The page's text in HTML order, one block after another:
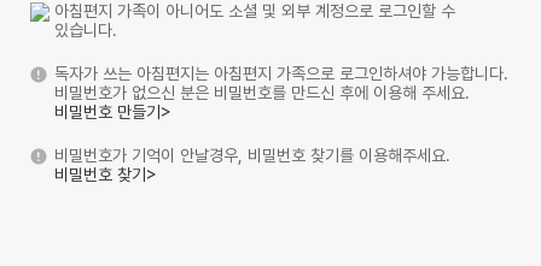
아침편지 가족이 아니어도 소셜 및 외부 계정으로 로그인할 수
있습니다.
독자가 쓰는 아침편지는 아침편지 가족으로 로그인하셔야 가능합니다.
비밀번호가 없으신 분은 비밀번호를 만드신 후에 이용해 주세요.
비밀번호 만들기>
비밀번호가 기억이 안날경우, 비밀번호 찾기를 이용해주세요.
비밀번호 찾기>